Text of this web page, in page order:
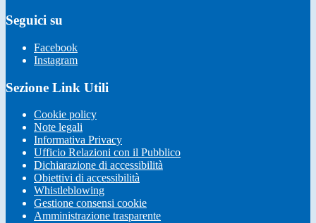
Seguici su
Facebook
Instagram
Sezione Link Utili
Cookie policy
Note legali
Informativa Privacy
Ufficio Relazioni con il Pubblico
Dichiarazione di accessibilità
Obiettivi di accessibilità
Whistleblowing
Gestione consensi cookie
Amministrazione trasparente